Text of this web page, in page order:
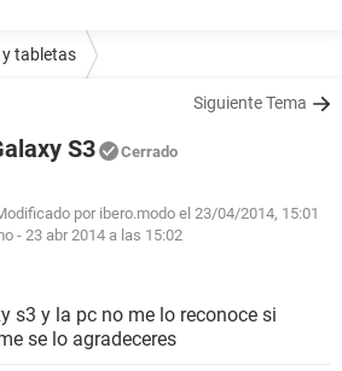
y tabletas
Siguiente Tema
S3 Cerrado
por ibero.modo el 23/04/2014, 15:01
-23 abr 2014 a las 15:02
s3 y la pc no me lo reconoce si
se lo agradeceres